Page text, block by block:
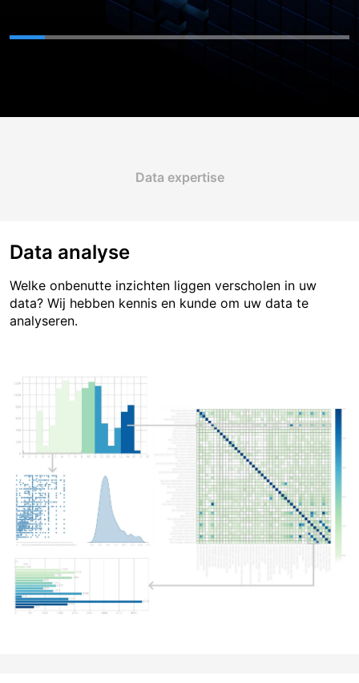
Data expertise
Data analyse
Welke onbenutte inzichten liggen verscholen in uw
data? Wij hebben kennis en kunde om uw data te
analyseren.